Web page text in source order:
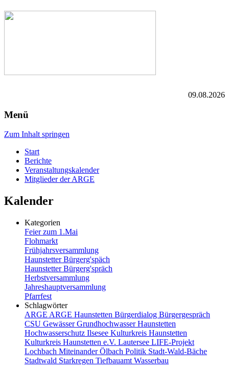
09.08.2026
Menü
Zum Inhalt springen
Start
Berichte
Veranstaltungskalender
Mitglieder der ARGE
Kalender
Kategorien
Feier zum 1.Mai
Flohmarkt
Frühjahrsversammlung
Haunstetter Bürgerg'späch
Haunstetter Bürgerg'spräch
Herbstversammlung
Jahreshauptversammlung
Pfarrfest
Schlagwörter
ARGE ARGE Haunstetten Bürgerdialog Bürgergespräch
CSU GewässerGrundhochwasserHaunstetten
Hochwasserschutz Ilsesee Kulturkreis Haunstetten
Kulturkreis Haunstetten e.V. Lautersee LIFE-Projekt
Lochbach MiteinanderÖlbach Politik Stadt-Wald-Bäche
Stadtwald Starkregen Tiefbauamt Wasserbau